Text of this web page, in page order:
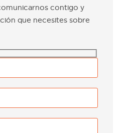
contigo y
que necesites sobre